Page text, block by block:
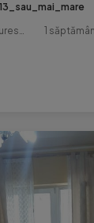
13_sau_mai_mare
Bucuresti, Bucuresti-Ilfov
1